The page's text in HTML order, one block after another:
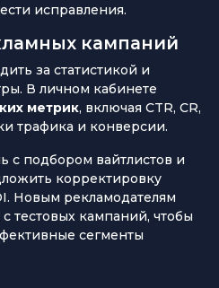
исправления.
кампаний
за статистикой и
В личном кабинете
метрик, включая CTR, CR,
трафика и конверсии.
подбором вайтлистов и
корректировку
Новым рекламодателям
тестовых кампаний, чтобы
сегменты